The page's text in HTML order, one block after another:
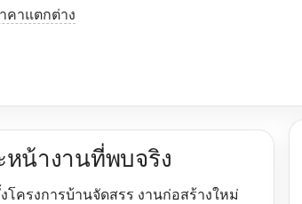
คาแตกต่าง
น้างานที่พบจริง
โครงการบ้านจัดสรร งานก่อสร้างใหม่